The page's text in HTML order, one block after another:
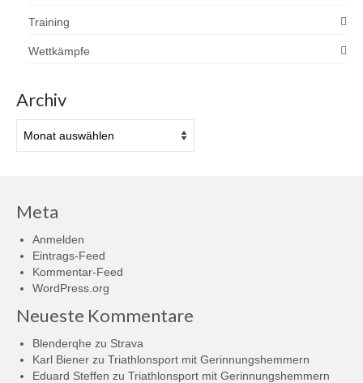
Training
Wettkämpfe
Archiv
Meta
Anmelden
Eintrags-Feed
Kommentar-Feed
WordPress.org
Neueste Kommentare
Blenderqhe zu Strava
Karl Biener zu Triathlonsport mit Gerinnungshemmern
Eduard Steffen zu Triathlonsport mit Gerinnungshemmern